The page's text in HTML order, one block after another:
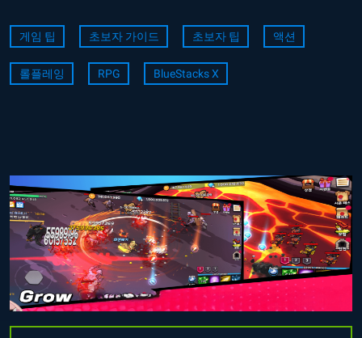
게임 팁 초보자 가이드 초보자 팁 액션
롤플레잉 RPG BlueStacks X